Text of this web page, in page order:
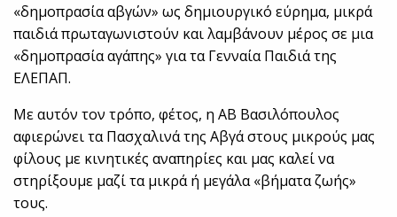
«δημοπρασία αβγών» ως δημιουργικό εύρημα, μικρά
παιδιά πρωταγωνιστούν και λαμβάνουν μέρος σε μια
«δημοπρασία αγάπης» για τα Γενναία Παιδιά της
ΕΛΕΠΑΠ.
Με αυτόν τον τρόπο, φέτος, η ΑΒ Βασιλόπουλος
αφιερώνει τα Πασχαλινά της Αβγά στους μικρούς μας
φίλους με κινητικές αναπηρίες και μας καλεί να
στηρίξουμε μαζί τα μικρά ή μεγάλα «βήματα ζωής»
τους.